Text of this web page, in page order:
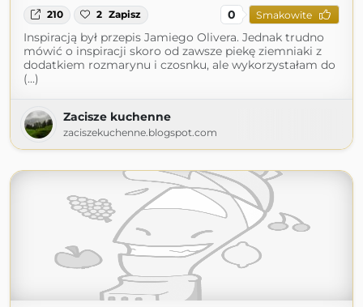
210 2 Zapisz 0 Smakowite
Inspiracją był przepis Jamiego Olivera. Jednak trudno
mówić o inspiracji skoro od zawsze piekę ziemniaki z
dodatkiem rozmarynu i czosnku, ale wykorzystałam do
(...)
Zacisze kuchenne
zaciszekuchenne.blogspot.com